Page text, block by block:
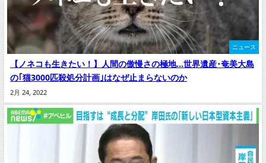
ニュース
【ノネコも生きたい！】人間の傲慢さの極地…世界遺産･奄美大島
の｢猫3000匹殺処分計画｣はなぜ止まらないのか
2月 24, 2022